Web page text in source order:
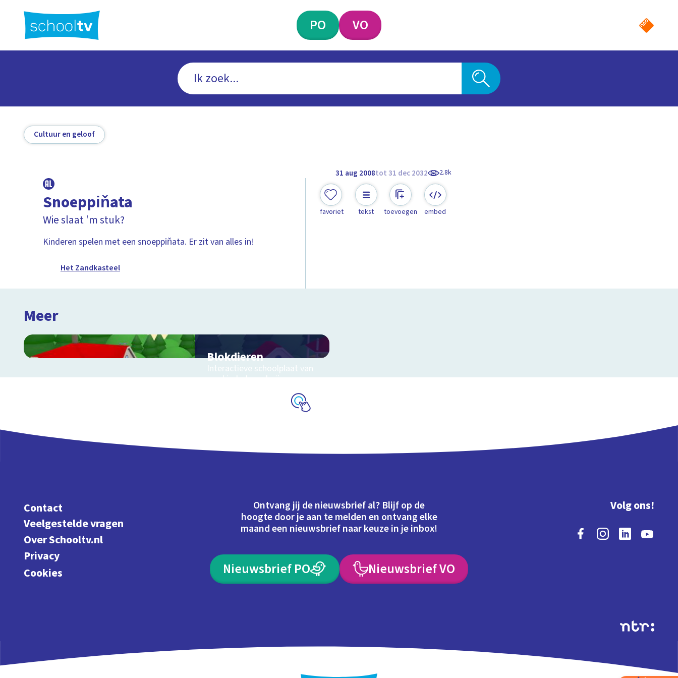
hoofdinhoud
PO VO
Cultuur en geloof
31 aug 2008tot 31 dec 2032 2.8k
Snoeppiňata
Wie slaat 'm stuk?
Kinderen spelen met een snoeppiňata. Er zit van alles in!
Het Zandkasteel
favoriet tekst toevoegen embed
Meer
Blokdieren
Interactieve schoolplaat van
een kinderboerderij
Contact
Veelgestelde vragen
Over Schooltv.nl
Privacy
Cookies
Ontvang jij de nieuwsbrief al? Blijf op de
hoogte door je aan te melden en ontvang elke
maand een nieuwsbrief naar keuze in je inbox!
Nieuwsbrief PO Nieuwsbrief VO
Volg ons!